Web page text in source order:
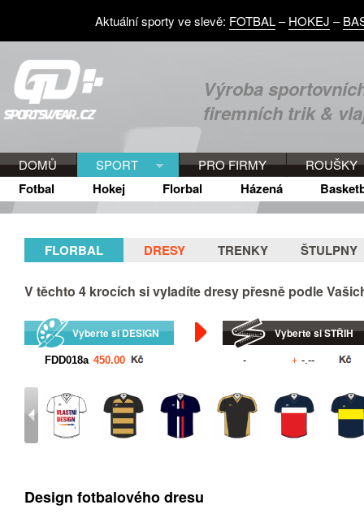
Výroba
firemních trik &
DOMŮ SPORT PRO FIRMY ROUŠKY
Fotbal Hokej Florbal Házená
FLORBAL DRESY TRENKY ŠTULPNY
V těchto 4 krocích si vyladíte dresy přesně podle
Vyberte si DESIGN Vyberte si STŘIH
+
Design fotbalového dresu
Aktuální sporty ve slevě: FOTBAL–HOKEJ –